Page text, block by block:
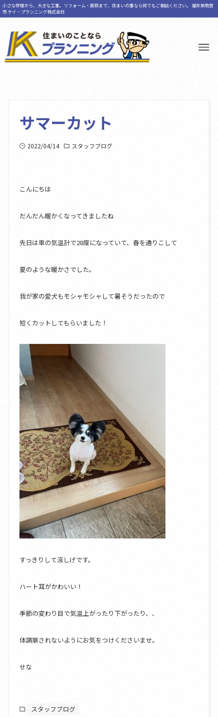
小さな修理から、大きな工事。リフォーム・新築まで、住まいの事なら何でもご相談ください。 福井県敦賀
市 ケイ・プランニング株式会社
サマーカット
2022/04/14 スタッフブログ
こんにちは
だんだん暖かくなってきましたね
先日は車の気温計で28度になっていて、春を通りこして
夏のような暖かさでした。
我が家の愛犬もモシャモシャして暑そうだったので
短くカットしてもらいました！
すっきりして涼しげです。
ハート耳がかわいい！
季節の変わり目で気温上がったり下がったり、、
体調崩されないようにお気をつけくださいませ。
せな
スタッフブログ